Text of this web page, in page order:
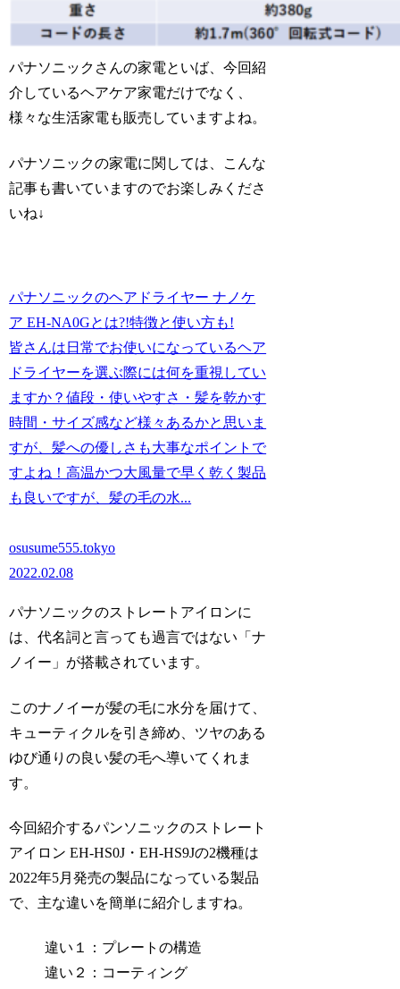
パナソニックさんの家電といば、今回紹
介しているヘアケア家電だけでなく、
様々な生活家電も販売していますよね。
パナソニックの家電に関しては、こんな
記事も書いていますのでお楽しみくださ
いね↓
パナソニックのヘアドライヤー ナノケ
ア EH-NA0Gとは?!特徴と使い方も!
皆さんは日常でお使いになっているヘア
ドライヤーを選ぶ際には何を重視してい
ますか？値段・使いやすさ・髪を乾かす
時間・サイズ感など様々あるかと思いま
すが、髪への優しさも大事なポイントで
すよね！高温かつ大風量で早く乾く製品
も良いですが、髪の毛の水...
osusume555.tokyo
2022.02.08
パナソニックのストレートアイロンに
は、代名詞と言っても過言ではない「ナ
ノイー」が搭載されています。
このナノイーが髪の毛に水分を届けて、
キューティクルを引き締め、ツヤのある
ゆび通りの良い髪の毛へ導いてくれま
す。
今回紹介するパンソニックのストレート
アイロン EH-HS0J・EH-HS9Jの2機種は
2022年5月発売の製品になっている製品
で、主な違いを簡単に紹介しますね。
違い１：プレートの構造
違い２：コーティング